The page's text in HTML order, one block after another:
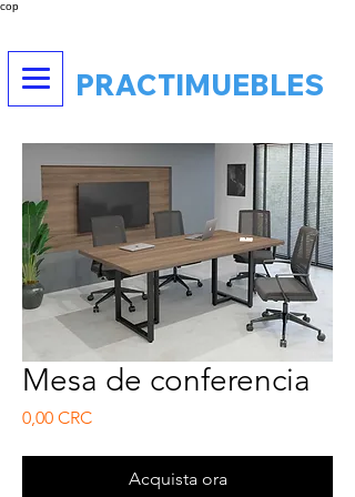
cop
PRACTIMUEBLES
Mesa de conferencia
0,00 CRCPrezzo
Acquista ora